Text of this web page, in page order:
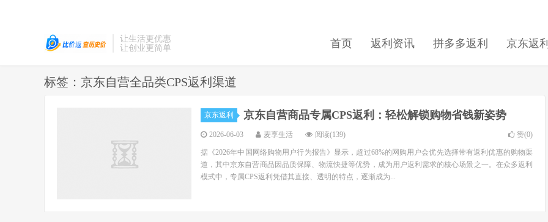
让生活更优惠
让创业更简单
首页 返利资讯 拼多多返利 京东返利
标签：京东自营全品类CPS返利渠道
京东返利 京东自营商品专属CPS返利：轻松解锁购物省钱新姿势
2026-06-03 麦享生活 阅读(139) 赞(0)
据《2026年中国网络购物用户行为报告》显示，超过68%的网购用户会优先选择带有返利优惠的购物渠
道，其中京东自营商品因品质保障、物流快捷等优势，成为用户返利需求的核心场景之一。在众多返利
模式中，专属CPS返利凭借其直接、透明的特点，逐渐成为...